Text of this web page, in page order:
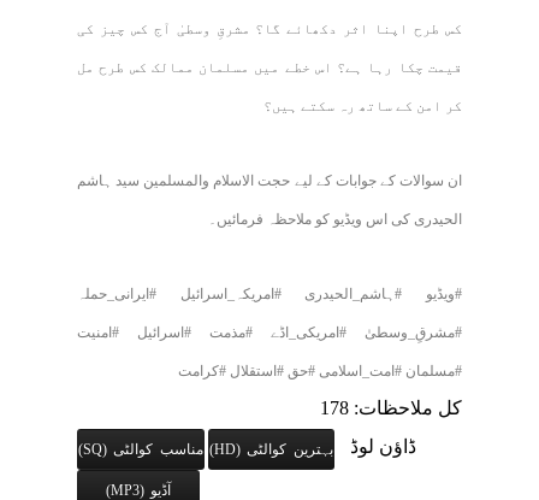
کس طرح اپنا اثر دکھائے گا؟ مشرقِ وسطیٰ آج کس چیز کی
قیمت چکا رہا ہے؟ اس خطے میں مسلمان ممالک کس طرح مل
کر امن کے ساتھ رہ سکتے ہیں؟
ان سوالات کے جوابات کے لیے حجت الاسلام والمسلمین سید ہاشم
الحیدری کی اس ویڈیو کو ملاحظہ فرمائیں۔
#ویڈیو #ہاشم_الحیدری #امریکہ_اسرائیل #ایرانی_حملہ
#مشرقِ_وسطیٰ #امریکی_اڈے #مذمت #اسرائیل #امنیت
#مسلمان #امت_اسلامی #حق #استقلال #کرامت
کل ملاحظات: 178
ڈاؤن لوڈ
بہترین کوالٹی (HD) مناسب کوالٹی (SQ)
آڈیو (MP3)